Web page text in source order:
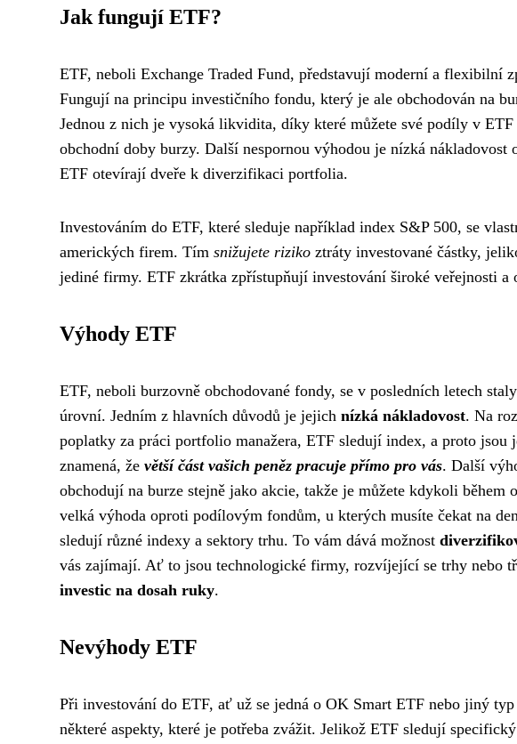
Jak fungují ETF?
ETF, neboli Exchange Traded Fund, představují moderní a flexibilní
Fungují na principu investičního fondu, který je ale obchodován na
Jednou z nich je vysoká likvidita, díky které můžete své podíly v
obchodní doby burzy. Další nespornou výhodou je nízká
ETF otevírají dveře k diverzifikaci portfolia.
Investováním do ETF, které sleduje například index S&P 500, se
amerických firem. Tím snižujete riziko ztráty investované částky,
jediné firmy. ETF zkrátka zpřístupňují investování široké veřejnosti a
Výhody ETF
ETF, neboli burzovně obchodované fondy, se v posledních letech
úrovní. Jedním z hlavních důvodů je jejich nízká nákladovost. Na
poplatky za práci portfolio manažera, ETF sledují index, a proto jsou
znamená, že větší část vašich peněz pracuje přímo pro vás. Další
obchodují na burze stejně jako akcie, takže je můžete kdykoli během
velká výhoda oproti podílovým fondům, u kterých musíte čekat na
sledují různé indexy a sektory trhu. To vám dává možnost
vás zajímají. Ať to jsou technologické firmy, rozvíjející se trhy nebo
investic na dosah ruky.
Nevýhody ETF
Při investování do ETF, ať už se jedná o OK Smart ETF nebo jiný
některé aspekty, které je potřeba zvážit. Jelikož ETF sledují